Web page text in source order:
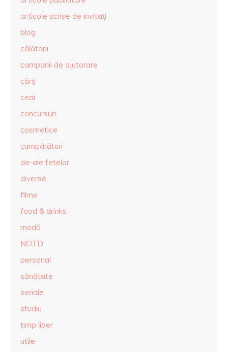
articole scrise de invitaţi
blog
călătorii
campanii de ajutorare
cărţi
ceai
concursuri
cosmetice
cumpărături
de-ale fetelor
diverse
filme
food & drinks
modă
NOTD
personal
sănătate
seriale
studiu
timp liber
utile